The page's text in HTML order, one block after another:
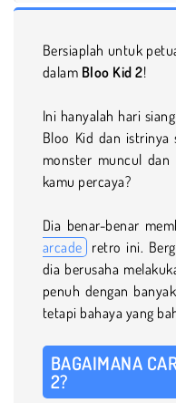
Bersiaplah untuk
dalam Bloo Kid 2!
Ini hanyalah hari
Bloo Kid dan istrinya
monster muncul dan
kamu percaya?
Dia benar-benar
arcade retro ini.
dia berusaha
penuh dengan
tetapi bahaya yang
BAGAIMANA
2?